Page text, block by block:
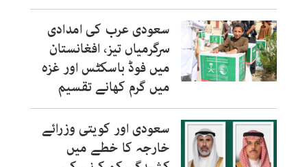
سعودی عرب کی امدادی
سرگرمیاں تیز، افغانستان
میں فوڈ باسکٹس اور غزہ
میں گرم کھانے تقسیم
سعودی اور کویتی وزرائے
خارجہ کا خطے میں